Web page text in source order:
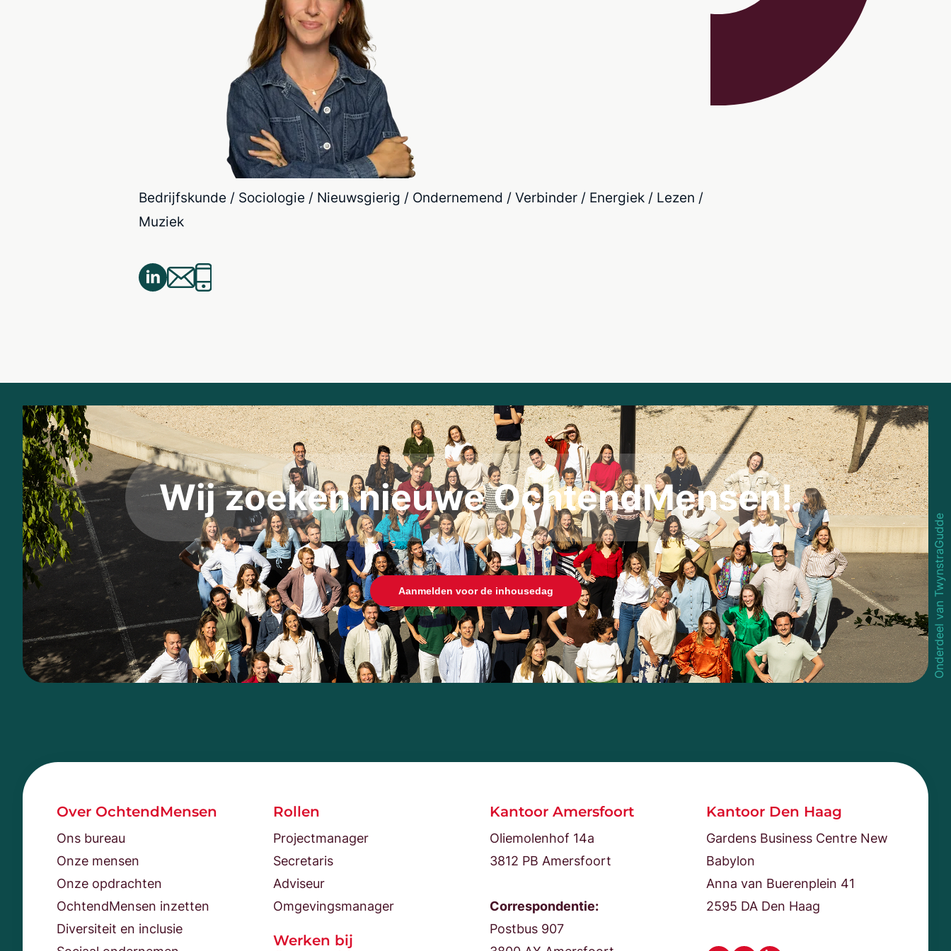
Bedrijfskunde / Sociologie / Nieuwsgierig / Ondernemend / Verbinder / Energiek / Lezen /
Muziek
Wij zoeken nieuwe OchtendMensen!
Aanmelden voor de inhousedag
Over OchtendMensen
Ons bureau
Onze mensen
Onze opdrachten
OchtendMensen inzetten
Diversiteit en inclusie
Rollen
Projectmanager
Secretaris
Adviseur
Omgevingsmanager
Werken bij
Kantoor Amersfoort
Oliemolenhof 14a
3812 PB Amersfoort
Correspondentie:
Postbus 907
Kantoor Den Haag
Gardens Business Centre New
Babylon
Anna van Buerenplein 41
2595 DA Den Haag
Onderdeel van TwynstraGudde